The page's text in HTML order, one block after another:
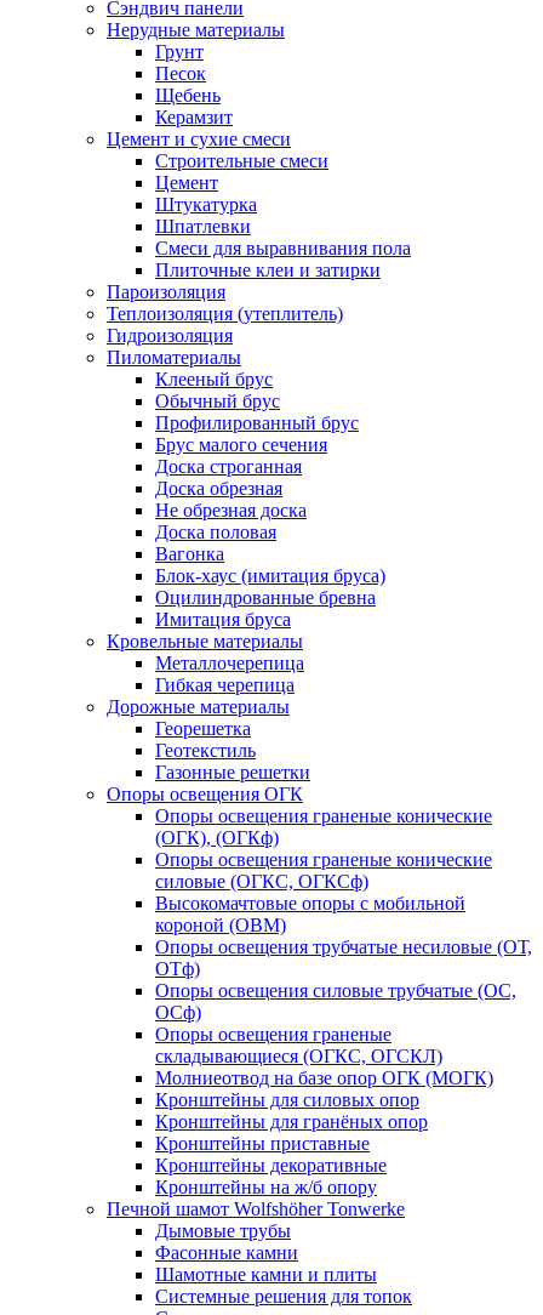
Сэндвич панели
Нерудные материалы
Грунт
Песок
Щебень
Керамзит
Цемент и сухие смеси
Строительные смеси
Цемент
Штукатурка
Шпатлевки
Смеси для выравнивания пола
Плиточные клеи и затирки
Пароизоляция
Теплоизоляция (утеплитель)
Гидроизоляция
Пиломатериалы
Клееный брус
Обычный брус
Профилированный брус
Брус малого сечения
Доска строганная
Доска обрезная
Не обрезная доска
Доска половая
Вагонка
Блок-хаус (имитация бруса)
Оцилиндрованные бревна
Имитация бруса
Кровельные материалы
Металлочерепица
Гибкая черепица
Дорожные материалы
Георешетка
Геотекстиль
Газонные решетки
Опоры освещения ОГК
Опоры освещения граненые конические
(ОГК), (ОГКф)
Опоры освещения граненые конические
силовые (ОГКС, ОГКСф)
Высокомачтовые опоры с мобильной
короной (ОВМ)
Опоры освещения трубчатые несиловые (ОТ,
ОТф)
Опоры освещения силовые трубчатые (ОС,
ОСф)
Опоры освещения граненые
складывающиеся (ОГКС, ОГСКЛ)
Молниеотвод на базе опор ОГК (МОГК)
Кронштейны для силовых опор
Кронштейны для гранёных опор
Кронштейны приставные
Кронштейны декоративные
Кронштейны на ж/б опору
Печной шамот Wolfshöher Tonwerke
Дымовые трубы
Фасонные камни
Шамотные камни и плиты
Системные решения для топок